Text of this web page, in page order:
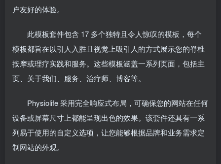
户友好的体验。
此模板套件包含 17 多个独特且令人惊叹的模板，每个
模板都旨在以引人入胜且视觉上吸引人的方式展示您的脊椎
按摩或理疗实践和服务。这些模板涵盖一系列页面，包括主
页、关于我们、服务、治疗师、博客等。
Physiolife 采用完全响应式布局，可确保您的网站在任何
设备或屏幕尺寸上都能呈现出色的效果。该套件还具有一系
列易于使用的自定义选项，让您能够根据品牌和业务需求定
制网站的外观。